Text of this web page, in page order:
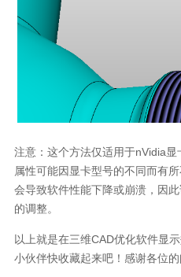
注意：这个方法仅适用于nVidia
属性可能因显卡型号的不同而有
会导致软件性能下降或崩溃，因
的调整。
以上就是在三维CAD优化软件显
小伙伴快收藏起来吧！感谢各位的